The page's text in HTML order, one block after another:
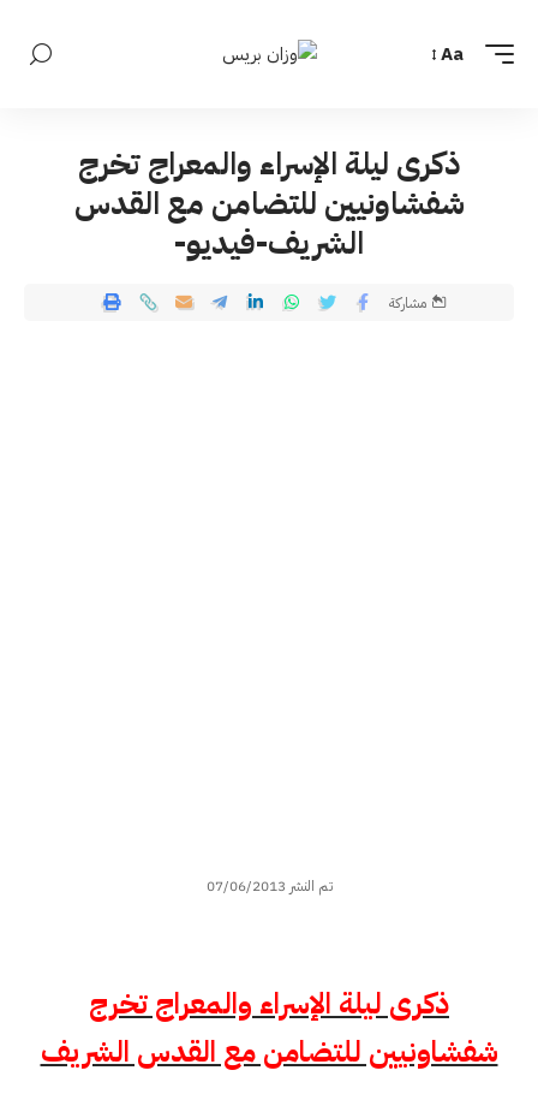
Aa
ذكرى ليلة الإسراء والمعراج تخرج
شفشاونيين للتضامن مع القدس
الشريف-فيديو-
تم النشر 07/06/2013
مشاركة
ذكرى ليلة الإسراء والمعراج تخرج
شفشاونيين للتضامن مع القدس الشريف